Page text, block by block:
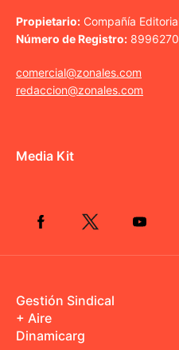
Propietario: Compañía
Número de Registro:
comercial@zonales.com
redaccion@zonales.com
Media Kit
Gestión Sindical
+ Aire
Dinamicarg